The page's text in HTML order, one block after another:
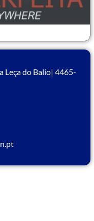
Leça do Balio| 4465-